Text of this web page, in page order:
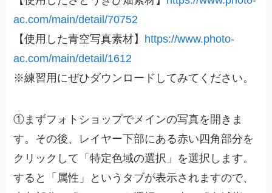
ac.com/main/detail/70752
【使用した青空写真素材】 https://www.photo-
ac.com/main/detail/1612
※練習用にぜひダウンロードしてみてください。
①まずフォトショップでメインの写真を開きま
す。その後、レイヤー下部にある赤い四角部分を
クリックして「特定色域の選択」を選択します。
すると「属性」というタブが表示されますので、